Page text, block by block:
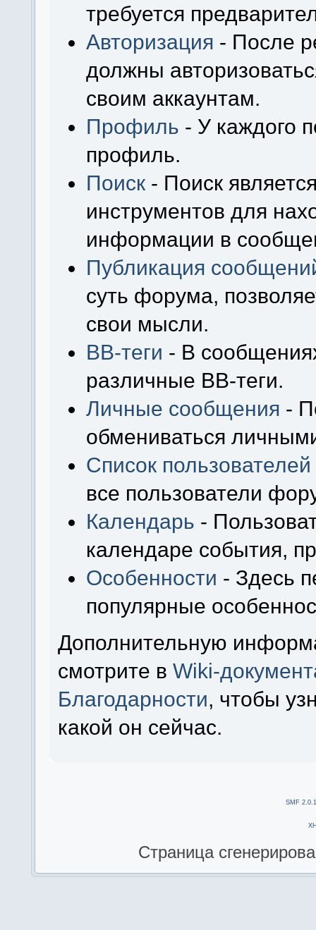
требуется
Авторизация - После
должны
своим аккаунтам.
Профиль - У каждого
профиль.
Поиск - Поиск
инструментов для
информации в
Публикация
суть форума,
свои мысли.
BB-теги - В
различные BB-теги.
Личные сообщения -
обмениваться
Список пользователей
все пользователи
Календарь -
календаре события,
Особенности - Здесь
популярные
Дополнительную
смотрите вWiki-
Благодарности, чтобы
какой он сейчас.
SMF
Страница